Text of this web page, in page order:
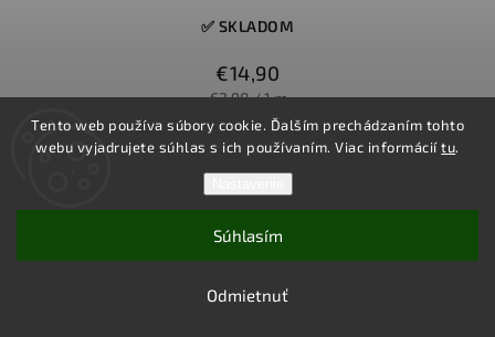
Tento web používa súbory cookie. Ďalším prechádzaním tohto
webu vyjadrujete súhlas s ich používaním. Viac informáciítu.
Odmietnuť
Súhlasím
✅ SKLADOM
€14,90
€2,98 / 1 m
Do košíka
MasterLED Premium LED pásik 12V s príkonom len 4,8W/m a
60LED/m v dennej bielej 4500K ponúka úsporné, pritom príjemne
jasné osvetlenie pre nábytok, kuchyňu aj pracovné zóny.
Vodeodolné krytie IP65 chráni pásik pred prachom a striekajúcou
vodou, takže sa hodí aj do vlhších priestorov a nad kuchynskú